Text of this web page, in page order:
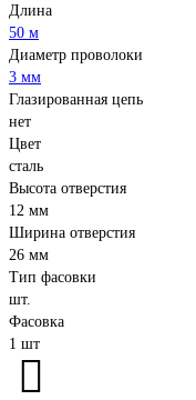
Длина
50 м
Диаметр проволоки
3 мм
Глазированная цепь
нет
Цвет
сталь
Высота отверстия
12 мм
Ширина отверстия
26 мм
Тип фасовки
шт.
Фасовка
1 шт